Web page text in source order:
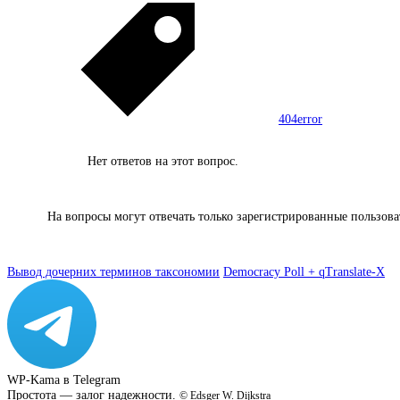
404error
Нет ответов на этот вопрос.
На вопросы могут отвечать только зарегистрированные
Вывод дочерних терминов таксономии Democracy Poll + qTranslate-X
WP-Kama в Telegram
Простота — залог надежности.
© Edsger W. Dijkstra